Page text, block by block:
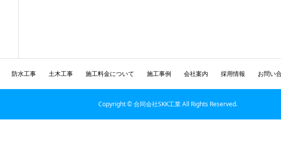
防水工事 土木工事 施工料金について 施工事例 会社案内 採用情報 お問い
Copyright © 合同会社SKK工業 All Rights Reserved.